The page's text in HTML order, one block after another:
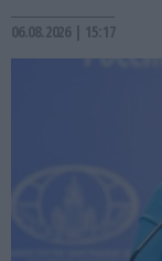
06.08.2026 | 15:17